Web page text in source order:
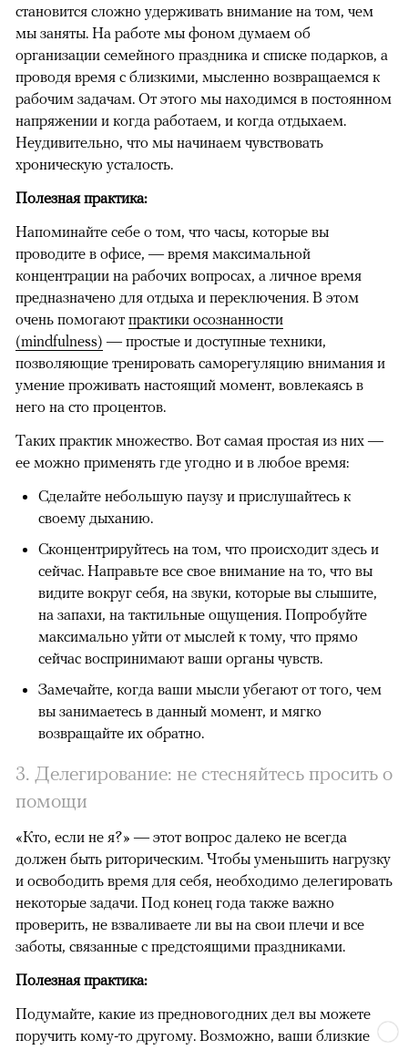
становится сложно удерживать внимание на том, чем
мы заняты. На работе мы фоном думаем об
организации семейного праздника и списке подарков, а
проводя время с близкими, мысленно возвращаемся к
рабочим задачам. От этого мы находимся в постоянном
напряжении и когда работаем, и когда отдыхаем.
Неудивительно, что мы начинаем чувствовать
хроническую усталость.
Полезная практика:
Напоминайте себе о том, что часы, которые вы
проводите в офисе, — время максимальной
концентрации на рабочих вопросах, а личное время
предназначено для отдыха и переключения. В этом
очень помогают практики осознанности
(mindfulness) — простые и доступные техники,
позволяющие тренировать саморегуляцию внимания и
умение проживать настоящий момент, вовлекаясь в
него на сто процентов.
Таких практик множество. Вот самая простая из них —
ее можно применять где угодно и в любое время:
Сделайте небольшую паузу и прислушайтесь к
своему дыханию.
Сконцентрируйтесь на том, что происходит здесь и
сейчас. Направьте все свое внимание на то, что вы
видите вокруг себя, на звуки, которые вы слышите,
на запахи, на тактильные ощущения. Попробуйте
максимально уйти от мыслей к тому, что прямо
сейчас воспринимают ваши органы чувств.
Замечайте, когда ваши мысли убегают от того, чем
вы занимаетесь в данный момент, и мягко
возвращайте их обратно.
3. Делегирование: не стесняйтесь просить о
помощи
«Кто, если не я?» — этот вопрос далеко не всегда
должен быть риторическим. Чтобы уменьшить нагрузку
и освободить время для себя, необходимо делегировать
некоторые задачи. Под конец года также важно
проверить, не взваливаете ли вы на свои плечи и все
заботы, связанные с предстоящими праздниками.
Полезная практика:
Подумайте, какие из предновогодних дел вы можете
поручить кому-то другому. Возможно, ваши близкие